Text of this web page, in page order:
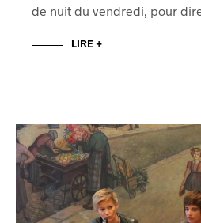
de nuit du vendredi, pour
LIRE +